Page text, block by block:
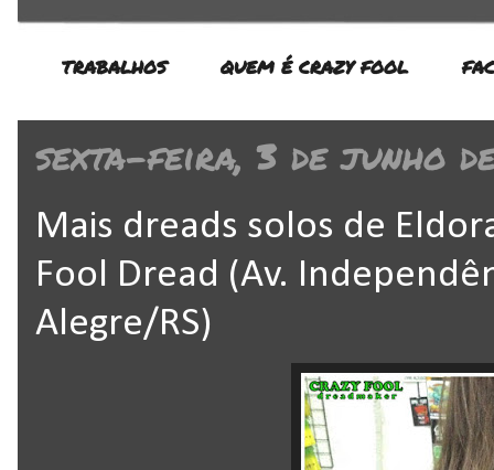
TRABALHOS QUEM É CRAZY FOOL
sexta-feira, 3 de junho
Mais dreads solos de
Fool Dread (Av.
Alegre/RS)